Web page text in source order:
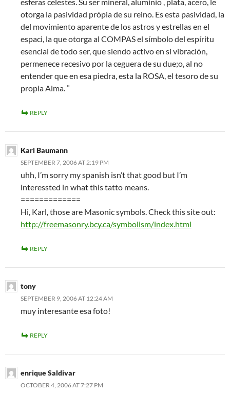
otorga la pasividad própia de su reino. Es esta pasividad, la
del movimiento aparente de los astros y estrellas en el
espaci, la que otorga al COMPAS el símbolo del espíritu
esencial de todo ser, que siendo activo en si vibración,
permenece recesivo por la ceguera de su due;o, al no
entender que en esa piedra, esta la ROSA, el tesoro de su
propia Alma. ”
REPLY
Karl Baumann
SEPTEMBER 7, 2006 AT 2:19 PM
uhh, I’m sorry my spanish isn’t that good but I’m
interessted in what this tatto means.
=============
Hi, Karl, those are Masonic symbols. Check this site out:
http://freemasonry.bcy.ca/symbolism/index.html
REPLY
tony
SEPTEMBER 9, 2006 AT 12:24 AM
muy interesante esa foto!
REPLY
enrique Saldivar
OCTOBER 4, 2006 AT 7:27 PM